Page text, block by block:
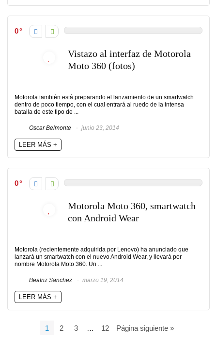
0
Vistazo al interfaz de Motorola
Moto 360 (fotos)
Motorola también está preparando el lanzamiento de un smartwatch
dentro de poco tiempo, con el cual entrará al ruedo de la intensa
batalla de este tipo de ...
Oscar Belmonte junio 23, 2014
LEER MÁS +
0
Motorola Moto 360, smartwatch
con Android Wear
Motorola (recientemente adquirida por Lenovo) ha anunciado que
lanzará un smartwatch con el nuevo Android Wear, y llevará por
nombre Motorola Moto 360. Un ...
Beatriz Sanchez marzo 19, 2014
LEER MÁS +
1 2 3 … 12 Página siguiente »